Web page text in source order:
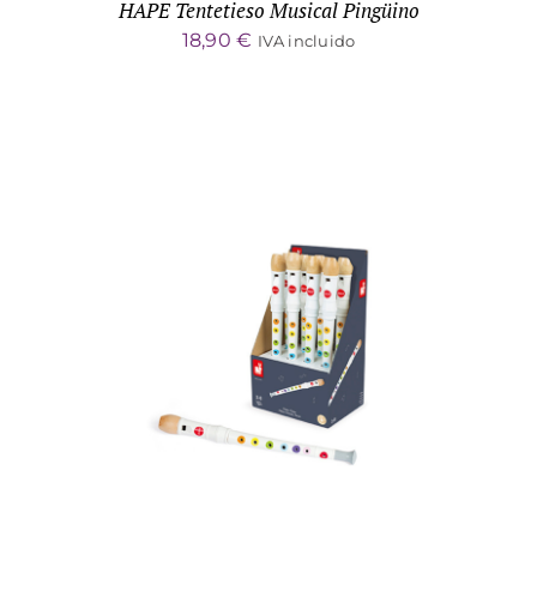
HAPE Tentetieso Musical Pingüino
18,90€ IVA incluido
ADD TO CART / DETALLES